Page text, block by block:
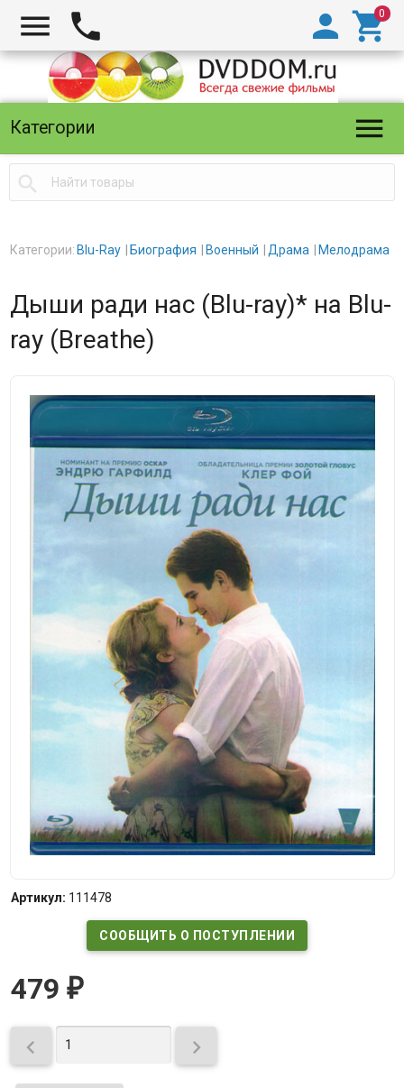
  

Категории 

Категории: Blu-Ray Биография Военный Драма Мелодрама
Дыши ради нас (Blu-ray)* на Blu-
ray (Breathe)
Артикул: 111478
СООБЩИТЬ О ПОСТУПЛЕНИИ
479 ₽
 